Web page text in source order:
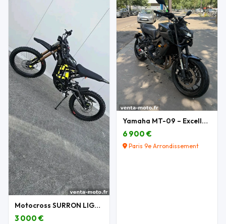
Motocross SURRON LIGHT BEE X 2026
3 000 €
Yamaha MT-09 – Excellent état – Nombreux équipemen
6 900 €
Paris 9e Arrondissement